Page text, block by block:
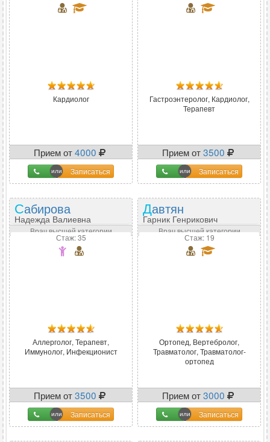
Кардиолог
Прием от4000
Записаться
Гастроэнтеролог, Кардиолог,
Терапевт
Прием от3500
Записаться
Сабирова
Надежда Валиевна
Врач высшей категории
Стаж: 35
Аллерголог, Терапевт,
Иммунолог, Инфекционист
Прием от3500
Записаться
Давтян
Гарник Генрикович
Врач высшей категории
Стаж: 19
Ортопед, Вертебролог,
Травматолог, Травматолог-
ортопед
Прием от3000
Записаться